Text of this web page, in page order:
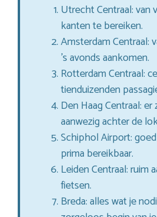
Utrecht Centraal: van
kanten te bereiken.
Amsterdam Centraal:
’s avonds aankomen.
Rotterdam Centraal:
tienduizenden
Den Haag Centraal:
aanwezig achter de
Schiphol Airport:
prima bereikbaar.
Leiden Centraal: ruim
fietsen.
Breda: alles wat je